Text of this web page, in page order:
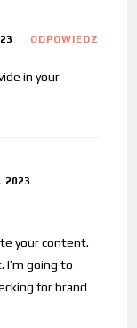
ODPOWIEDZ
in your
2023
your content.
I’m going to
for brand